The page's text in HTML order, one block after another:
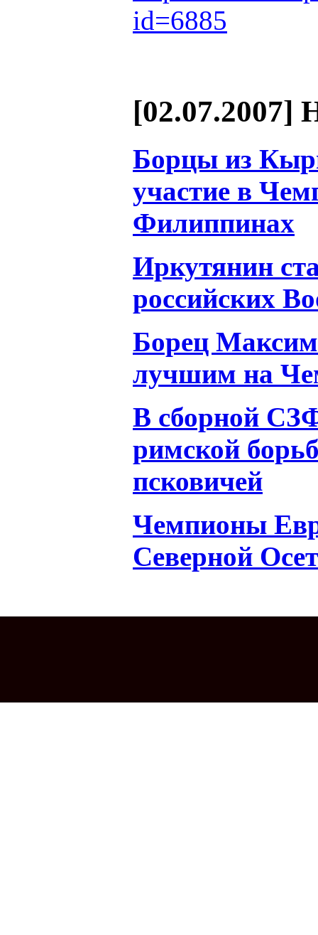
id=6885
[02.07.2007]
Борцы из
участие в
Филиппинах
Иркутянин
российских
Борец
лучшим на
В сборной
римской
псковичей
Чемпионы
Северной